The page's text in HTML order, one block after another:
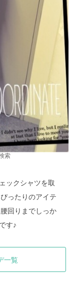
索
ックシャツを取
ったりのアイテ
回りまでしっか
す♪
一覧